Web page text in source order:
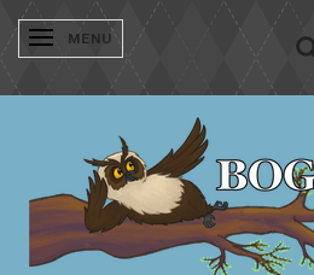
SKIFTE NAVIGATION
MENU